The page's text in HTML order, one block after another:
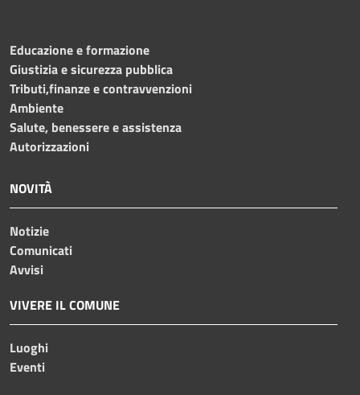
Educazione e formazione
Giustizia e sicurezza pubblica
Tributi,finanze e contravvenzioni
Ambiente
Salute, benessere e assistenza
Autorizzazioni
NOVITÀ
Notizie
Comunicati
Avvisi
VIVERE IL COMUNE
Luoghi
Eventi